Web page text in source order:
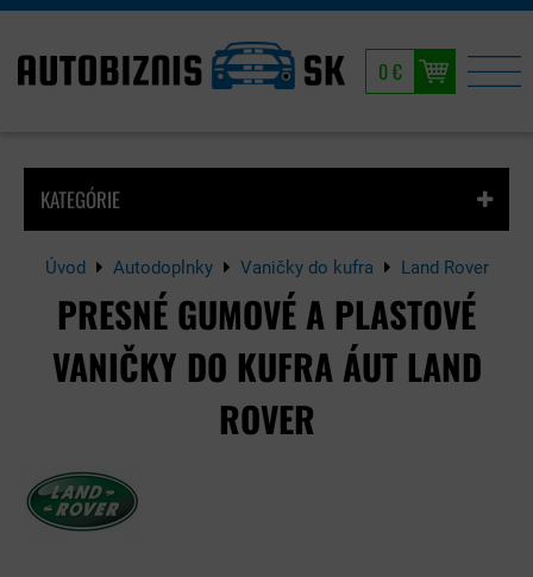
0 €
Úvod Autodoplnky Vaničky do kufra Land Rover
PRESNÉ GUMOVÉ A PLASTOVÉ
VANIČKY DO KUFRA ÁUT LAND
ROVER
KATEGÓRIE